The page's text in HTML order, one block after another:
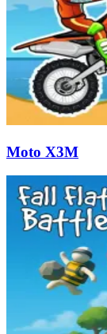
Moto X3M